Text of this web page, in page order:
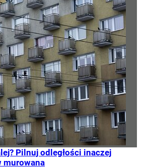
Pilnuj odległości inaczej
murowana